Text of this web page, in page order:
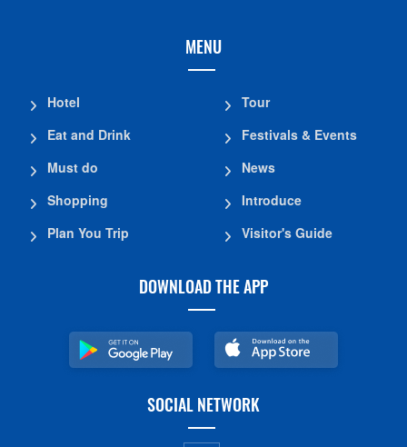
MENU
Hotel
Eat and Drink
Must do
Shopping
Plan You Trip
Tour
Festivals & Events
News
Introduce
Visitor's Guide
DOWNLOAD THE APP
SOCIAL NETWORK